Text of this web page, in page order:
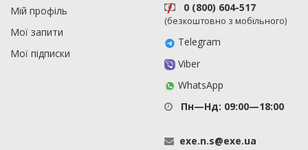
Мій профіль
Мої запити
Мої підписки
0 (800) 604-517
(безкоштовно з мобільного)
Telegram
Viber
WhatsApp
Пн—Нд: 09:00—18:00
exe.n.s@exe.ua